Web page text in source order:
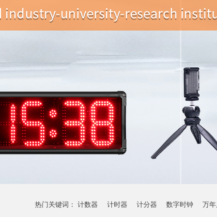
热门关键词： 计数器 计时器 计分器 数字时钟 万